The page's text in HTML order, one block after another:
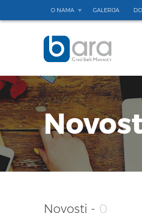
O NAMA GALERIJA
Novosti - 0